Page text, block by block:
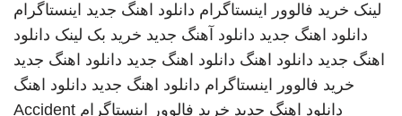
لینک خرید فالوور اینستاگرام دانلود اهنگ جدید اینستاگرام
دانلود اهنگ جدید دانلود آهنگ جدید خرید بک لینک دانلود
اهنگ جدید دانلود اهنگ دانلود اهنگ جدید دانلود اهنگ جدید
خرید فالوور اینستاگرام دانلود اهنگ جدید دانلود اهنگ
دانلود اهنگ جدید خرید فالوور اینستاگرام Accident